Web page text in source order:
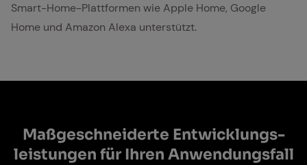
Smart-Home-Plattformen wie Apple Home, Google
Home und Amazon Alexa unterstützt.
Maß­ge­schnei­der­te Ent­wick­lungs­
leis­tun­gen für Ih­ren An­wen­dungs­fall